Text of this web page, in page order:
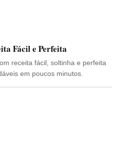
Fácil e Perfeita
receita fácil, soltinha e perfeita
em poucos minutos.